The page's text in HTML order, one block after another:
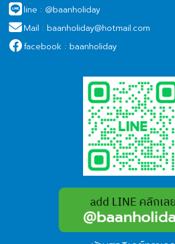
line : @baanholiday
Mail : baanholiday@hotmail.com
facebook : baanholiday